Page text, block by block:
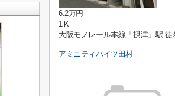
6.2万円
1Ｋ
大阪モノレール本線「摂津」駅 徒
アミニティハイツ田村